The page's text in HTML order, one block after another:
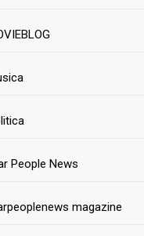
People News
magazine